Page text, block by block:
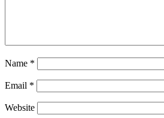
Name *
Email *
Website